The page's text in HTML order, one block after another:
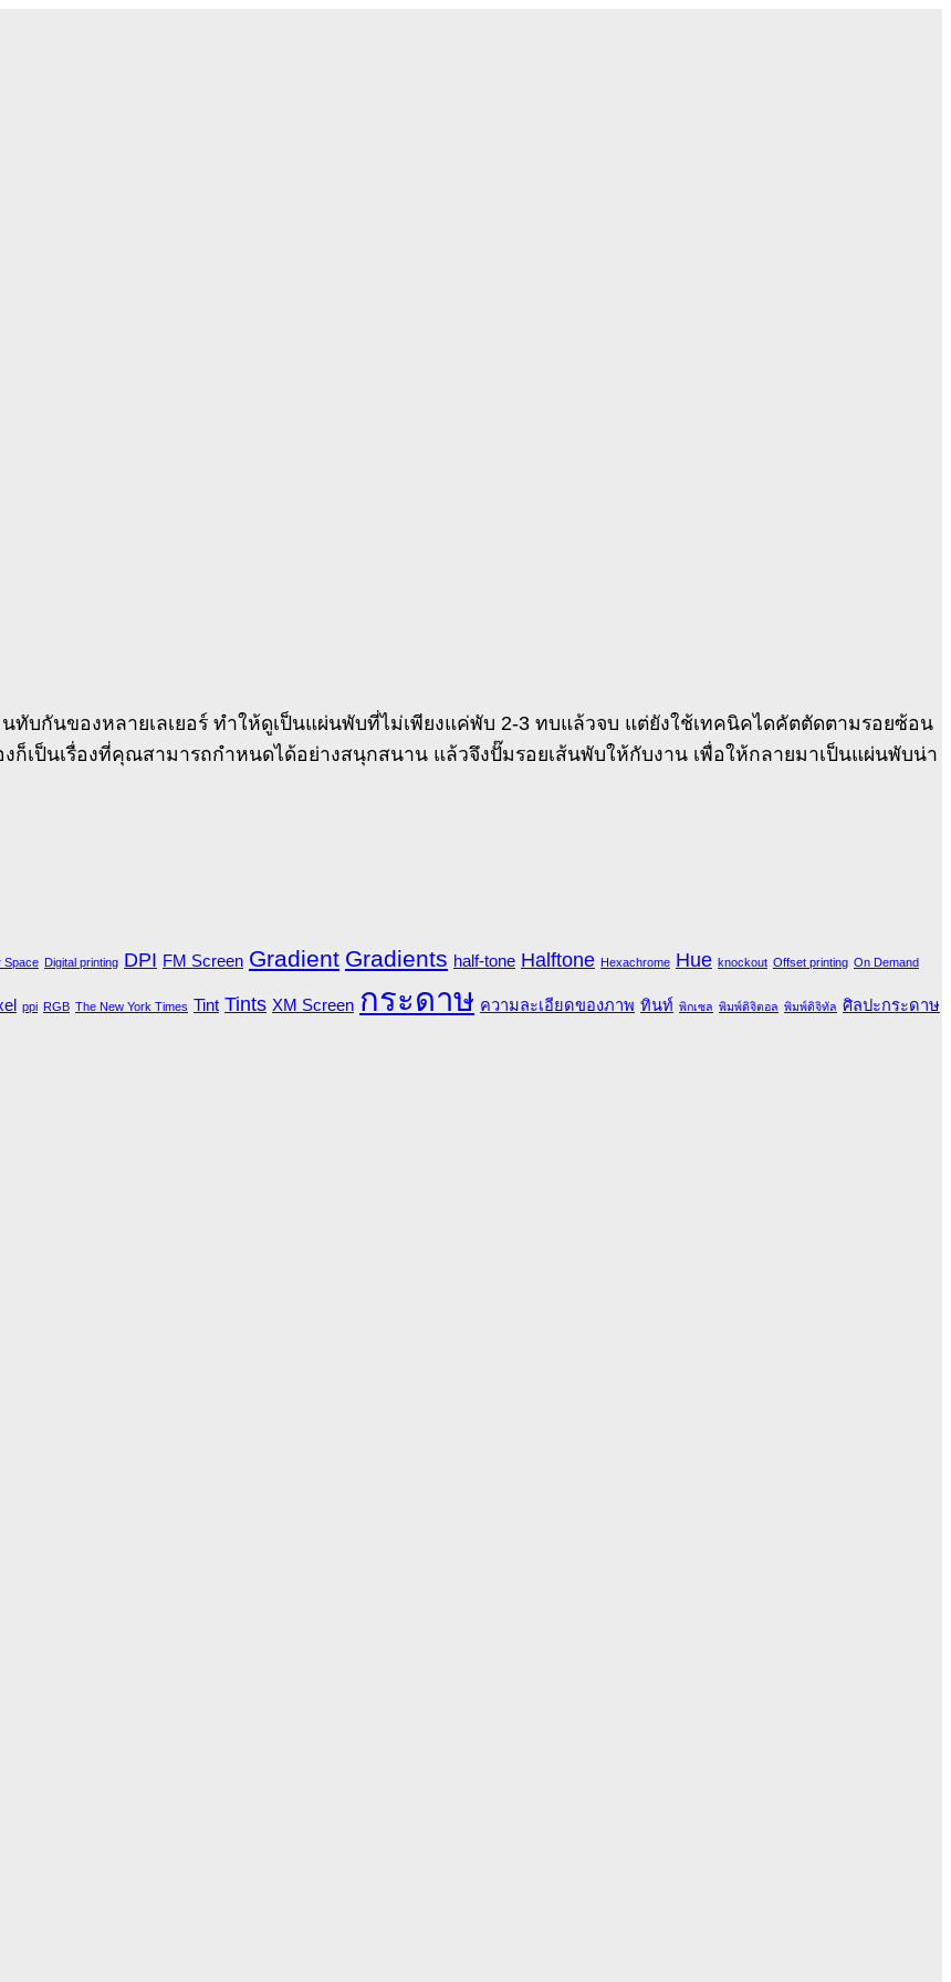
บกันของหลายเลเยอร์ ทำให้ดูเป็นแผ่นพับที่ไม่เพียงแค่พับ 2-3 ทบแล้วจบ แต่ยังใช้เทคนิคไดคัตตัดตามรอยซ้อน
เป็นเรื่องที่คุณสามารถกำหนดได้อย่างสนุกสนาน แล้วจึงปั๊มรอยเส้นพับให้กับงาน เพื่อให้กลายมาเป็นแผ่นพับน่า
Space Digital printing DPI FM Screen Gradient Gradients half-tone Halftone Hexachrome Hue knockout Offset printing On Demand
ppi RGB The New York Times Tint Tints XM Screen กระดาษ ความละเอียดของภาพ ทินท์ พิกเซล พิมพ์ดิจิตอล พิมพ์ดิจิทัล ศิลปะกระดาษ